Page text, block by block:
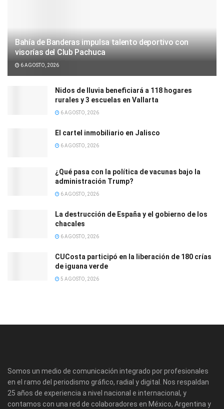
Bahía de Banderas impulsa talento deportivo con
visorías del Club Pachuca
6 AGOSTO, 2026
Nidos de lluvia beneficiará a 118 hogares
rurales y 3 escuelas en Vallarta
6 AGOSTO, 2026
El cartel inmobiliario en Jalisco
6 AGOSTO, 2026
¿Qué pasa con la política de vacunas bajo la
administración Trump?
6 AGOSTO, 2026
La destrucción de España y el gobierno de los
chacales
6 AGOSTO, 2026
CUCosta participó en la liberación de 180 crías
de iguana verde
5 AGOSTO, 2026
Somos un medio de comunicación integrado por profesionales
en el ramo del periodismo gráfico, radial y digital. Nos respaldan
25 años de experiencia a nivel nacional e internacional, y
contamos con una red de colaboradores en México, Argentina y